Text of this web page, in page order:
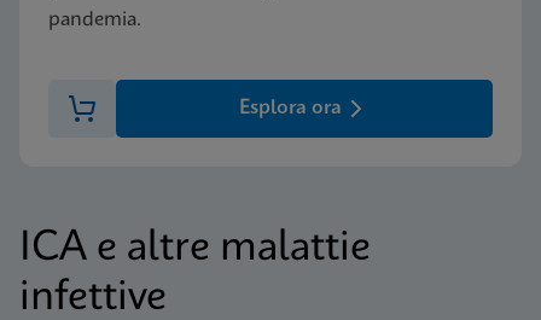
pandemia.
Esplora ora
ICA e altre malattie
infettive